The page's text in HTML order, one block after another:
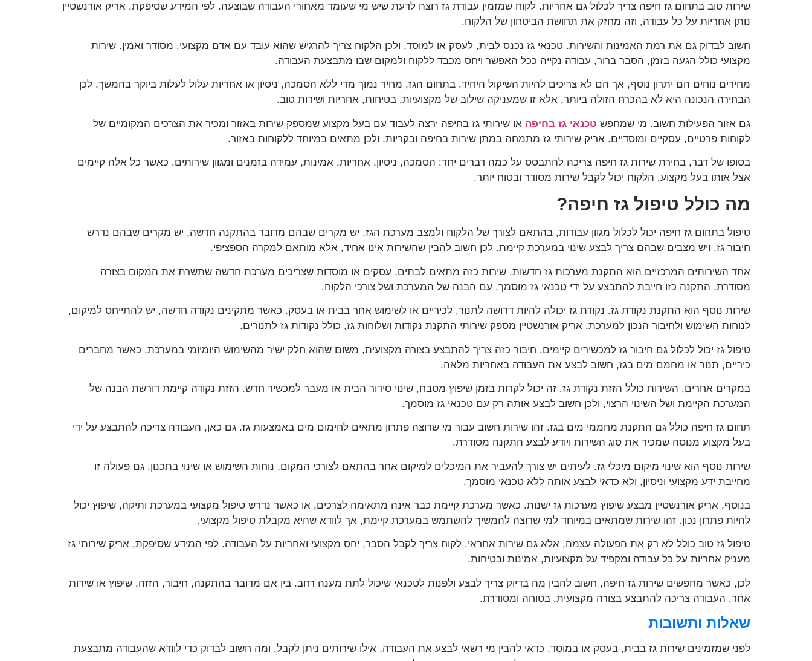
שירות טוב בתחום גז חיפה צריך לכלול גם אחריות. לקוח שמזמין עבודת גז רוצה לדעת שיש מי שעומד מאחורי העבודה שבוצעה. לפי המידע שסיפקת, אריק אורנשטיין
נותן אחריות על כל עבודה, וזה מחזק את תחושת הביטחון של הלקוח.
חשוב לבדוק גם את רמת האמינות והשירות. טכנאי גז נכנס לבית, לעסק או למוסד, ולכן הלקוח צריך להרגיש שהוא עובד עם אדם מקצועי, מסודר ואמין. שירות
מקצועי כולל הגעה בזמן, הסבר ברור, עבודה נקייה ככל האפשר ויחס מכבד ללקוח ולמקום שבו מתבצעת העבודה.
מחירים נוחים הם יתרון נוסף, אך הם לא צריכים להיות השיקול היחיד. בתחום הגז, מחיר נמוך מדי ללא הסמכה, ניסיון או אחריות עלול לעלות ביוקר בהמשך. לכן
הבחירה הנכונה היא לא בהכרח הזולה ביותר, אלא זו שמעניקה שילוב של מקצועיות, בטיחות, אחריות ושירות טוב.
גם אזור הפעילות חשוב. מי שמחפש טכנאי גז בחיפה או שירותי גז בחיפה ירצה לעבוד עם בעל מקצוע שמספק שירות באזור ומכיר את הצרכים המקומיים של
לקוחות פרטיים, עסקיים ומוסדיים. אריק שירותי גז מתמחה במתן שירות בחיפה ובקריות, ולכן מתאים במיוחד ללקוחות באזור.
בסופו של דבר, בחירת שירות גז חיפה צריכה להתבסס על כמה דברים יחד: הסמכה, ניסיון, אחריות, אמינות, עמידה בזמנים ומגוון שירותים. כאשר כל אלה קיימים
אצל אותו בעל מקצוע, הלקוח יכול לקבל שירות מסודר ובטוח יותר.
מה כולל טיפול גז חיפה?
טיפול בתחום גז חיפה יכול לכלול מגוון עבודות, בהתאם לצורך של הלקוח ולמצב מערכת הגז. יש מקרים שבהם מדובר בהתקנה חדשה, יש מקרים שבהם נדרש
חיבור גז, ויש מצבים שבהם צריך לבצע שינוי במערכת קיימת. לכן חשוב להבין שהשירות אינו אחיד, אלא מותאם למקרה הספציפי.
אחד השירותים המרכזיים הוא התקנת מערכות גז חדשות. שירות כזה מתאים לבתים, עסקים או מוסדות שצריכים מערכת חדשה שתשרת את המקום בצורה
מסודרת. התקנה כזו חייבת להתבצע על ידי טכנאי גז מוסמך, עם הבנה של המערכת ושל צורכי הלקוח.
שירות נוסף הוא התקנת נקודת גז. נקודת גז יכולה להיות דרושה לתנור, לכיריים או לשימוש אחר בבית או בעסק. כאשר מתקינים נקודה חדשה, יש להתייחס למיקום,
לנוחות השימוש ולחיבור הנכון למערכת. אריק אורנשטיין מספק שירותי התקנת נקודות ושלוחות גז, כולל נקודות גז לתנורים.
טיפול גז יכול לכלול גם חיבור גז למכשירים קיימים. חיבור כזה צריך להתבצע בצורה מקצועית, משום שהוא חלק ישיר מהשימוש היומיומי במערכת. כאשר מחברים
כיריים, תנור או מחמם מים בגז, חשוב לבצע את העבודה באחריות מלאה.
במקרים אחרים, השירות כולל הזזת נקודת גז. זה יכול לקרות בזמן שיפוץ מטבח, שינוי סידור הבית או מעבר למכשיר חדש. הזזת נקודה קיימת דורשת הבנה של
המערכת הקיימת ושל השינוי הרצוי, ולכן חשוב לבצע אותה רק עם טכנאי גז מוסמך.
תחום גז חיפה כולל גם התקנת מחממי מים בגז. זהו שירות חשוב עבור מי שרוצה פתרון מתאים לחימום מים באמצעות גז. גם כאן, העבודה צריכה להתבצע על ידי
בעל מקצוע מנוסה שמכיר את סוג השירות ויודע לבצע התקנה מסודרת.
שירות נוסף הוא שינוי מיקום מיכלי גז. לעיתים יש צורך להעביר את המיכלים למיקום אחר בהתאם לצורכי המקום, נוחות השימוש או שינוי בתכנון. גם פעולה זו
מחייבת ידע מקצועי וניסיון, ולא כדאי לבצע אותה ללא טכנאי מוסמך.
בנוסף, אריק אורנשטיין מבצע שיפוץ מערכות גז ישנות. כאשר מערכת קיימת כבר אינה מתאימה לצרכים, או כאשר נדרש טיפול מקצועי במערכת ותיקה, שיפוץ יכול
להיות פתרון נכון. זהו שירות שמתאים במיוחד למי שרוצה להמשיך להשתמש במערכת קיימת, אך לוודא שהיא מקבלת טיפול מקצועי.
טיפול גז טוב כולל לא רק את הפעולה עצמה, אלא גם שירות אחראי. לקוח צריך לקבל הסבר, יחס מקצועי ואחריות על העבודה. לפי המידע שסיפקת, אריק שירותי גז
מעניק אחריות על כל עבודה ומקפיד על מקצועיות, אמינות ובטיחות.
לכן, כאשר מחפשים שירות גז חיפה, חשוב להבין מה בדיוק צריך לבצע ולפנות לטכנאי שיכול לתת מענה רחב. בין אם מדובר בהתקנה, חיבור, הזזה, שיפוץ או שירות
אחר, העבודה צריכה להתבצע בצורה מקצועית, בטוחה ומסודרת.
שאלות ותשובות
לפני שמזמינים שירות גז בבית, בעסק או במוסד, כדאי להבין מי רשאי לבצע את העבודה, אילו שירותים ניתן לקבל, ומה חשוב לבדוק כדי לוודא שהעבודה מתבצעת